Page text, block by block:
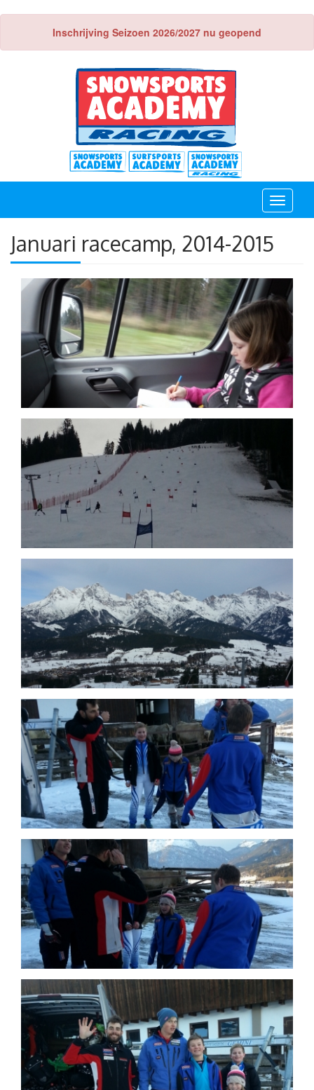
Inschrijving Seizoen 2026/2027 nu geopend
Toggle
Januari racecamp, 2014-2015